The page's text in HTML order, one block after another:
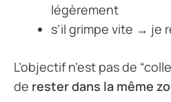
légèrement
s’il grimpe vite → je
L’objectif n’est pas de
de rester dans la même